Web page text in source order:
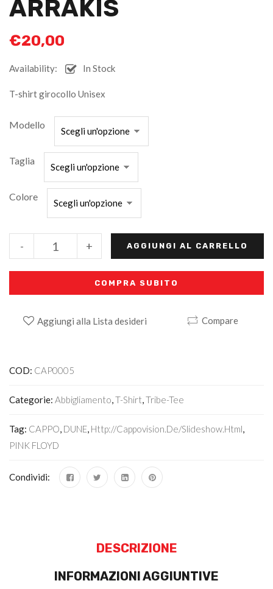
ARRAKIS
€20,00
Availability: In Stock
T-shirt girocollo Unisex
Modello
Taglia
Colore
+
- AGGIUNGI AL CARRELLO
COMPRA SUBITO
Aggiungi alla Lista desideri Compare
COD: CAP0005
Categorie: Abbigliamento,T-Shirt,Tribe-Tee
Tag: CAPPO, DUNE, Http://cappovision.de/slideshow.html,
PINK FLOYD
Condividi:
DESCRIZIONE
INFORMAZIONI AGGIUNTIVE